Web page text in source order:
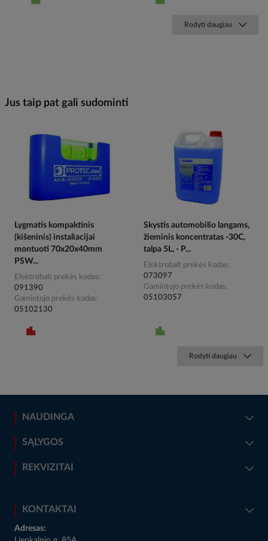
Rodyti daugiau
Jus taip pat gali sudominti
Lygmatis kompaktinis
(kišeninis) instaliacijai
montuoti 70x20x40mm
PSW...
Elektrobalt prekės kodas
091390
Gamintojo prekės kodas
05102130
Skystis automobilio langams,
žieminis koncentratas -30C,
talpa 5L, - P...
Elektrobalt prekės kodas
073097
Gamintojo prekės kodas
05103057
Rodyti daugiau
NAUDINGA
SĄLYGOS
REKVIZITAI
KONTAKTAI
Adresas: